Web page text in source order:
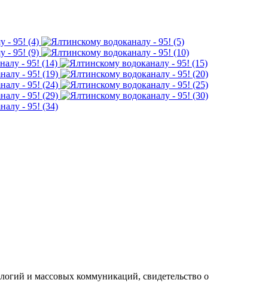
и массовых коммуникаций, свидетельство о